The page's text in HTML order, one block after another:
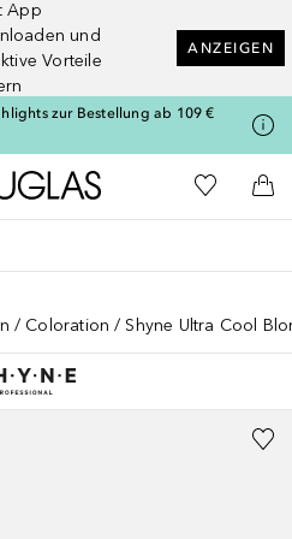
App
und
Vorteile
ANZEIGEN
zur Bestellung ab 109 €
Zur Douglas Startseite
Zu Meiner
Coloration Shyne Ultra Cool